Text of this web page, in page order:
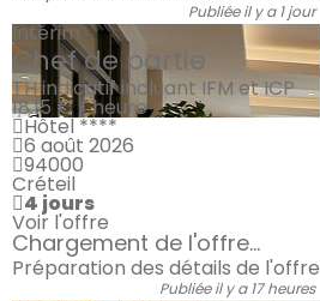
Publiée il y a 1 jour
Intérim
Chef de partie
TH indicatif incluant IFM et ICP
18.15 € / heure
Hôtel ****
6 août 2026
94000
Créteil
4 jours
Voir l'offre
Chargement de l'offre...
Préparation des détails de l'offre
Publiée il y a 17 heures